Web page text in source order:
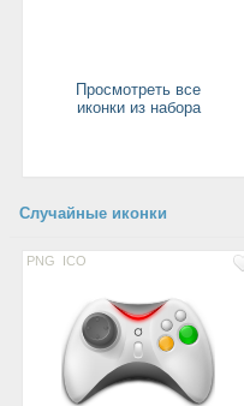
Просмотреть все
иконки из набора
Случайные иконки
PNG ICO